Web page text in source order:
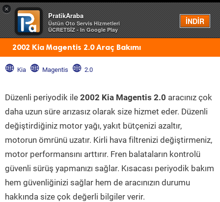
×
PratikAraba
Üstün Oto Servis Hizmetleri
ÜCRETSİZ - In Google Play
İNDİR
Menü
2002 Kia Magentis 2.0 Araç Bakımı
Kia Magentis 2.0
Düzenli periyodik ile 2002 Kia Magentis 2.0 aracınız çok
daha uzun süre arızasız olarak size hizmet eder. Düzenli
değiştirdiğiniz motor yağı, yakıt bütçenizi azaltır,
motorun ömrünü uzatır. Kirli hava filtrenizi değiştirmeniz,
motor performansını arttırır. Fren balataların kontrolü
güvenli sürüş yapmanızı sağlar. Kısacası periyodik bakım
hem güvenliğinizi sağlar hem de aracınızın durumu
hakkında size çok değerli bilgiler verir.